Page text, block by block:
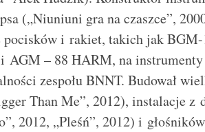
(„Niuniuni gra na czaszce”,
pocisków i rakiet, takich jak
AGM – 88 HARM, na instrumenty
zespołu BNNT. Budował
Than Me”, 2012), instalacje z
2012, „Pleśń”, 2012) i głośników